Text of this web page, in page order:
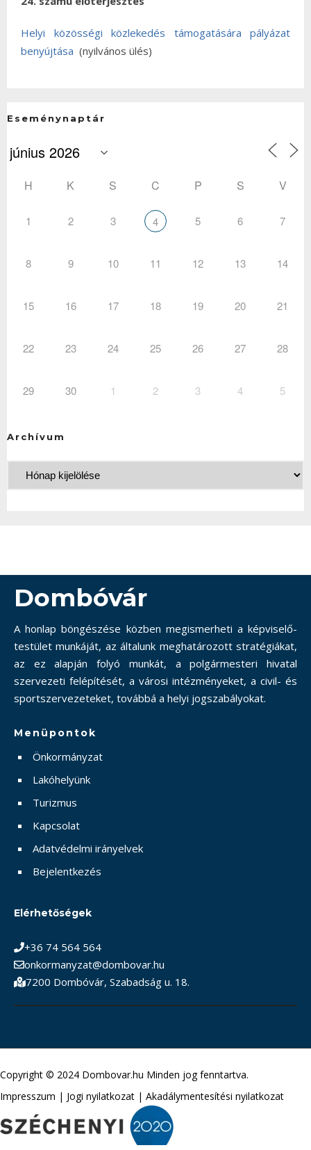
Helyi közösségi közlekedés támogatására pályázat
benyújtása (nyilvános ülés)
Eseménynaptár
H K S C P S V
1 2 3 4 5 6 7
8 9 10 11 12 13 14
15 16 17 18 19 20 21
22 23 24 25 26 27 28
29 30 1 2 3 4 5
Archívum
Dombóvár
A honlap böngészése közben megismerheti a képviselő-
testület munkáját, az általunk meghatározott stratégiákat,
az ez alapján folyó munkát, a polgármesteri hivatal
szervezeti felépítését, a városi intézményeket, a civil- és
sportszervezeteket, továbbá a helyi jogszabályokat.
Menüpontok
Önkormányzat
Lakóhelyünk
Turizmus
Kapcsolat
Adatvédelmi irányelvek
Bejelentkezés
Elérhetőségek
+36 74 564 564
onkormanyzat@dombovar.hu
7200 Dombóvár, Szabadság u. 18.
Copyright © 2024 Dombovar.hu Minden jog fenntartva.
Impresszum | Jogi nyilatkozat | Akadálymentesítési nyilatkozat